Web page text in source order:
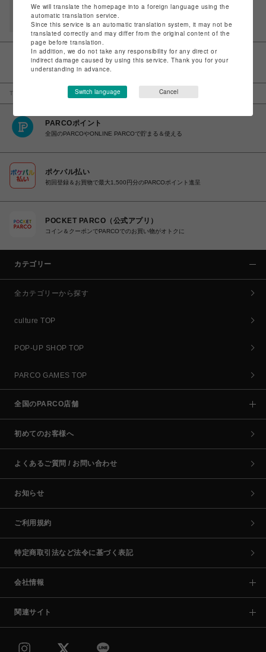
G4SM-P123
￥8,800
1 ＞
TOP レディスファッション パンツ チノパンツ
PARCOポイント
全国のPARCOやONLINE PARCOで貯まる＆使える
ポケパル払い
初回登録＆お買物で最大1,500円分のPARCOポイント進呈
POCKET PARCO（公式アプリ）
コイン＆クーポンでPARCOでのお買い物がオトクに
カテゴリー
全カテゴリーから探す
culture TOP
POP-UP SHOP TOP
PARCO GAMES TOP
全国のPARCO店舗
初めてのお客様へ
よくあるご質問 / お問い合わせ
お知らせ
ご利用規約
特定商取引法など法令に基づく表記
会社情報
関連サイト
We will translate the homepage into a foreign language using the
automatic translation service.
Since this service is an automatic translation system, it may not be
translated correctly and may differ from the original content of the
page before translation.
In addition, we do not take any responsibility for any direct or
indirect damage caused by using this service. Thank you for your
understanding in advance.
Switch language Cancel